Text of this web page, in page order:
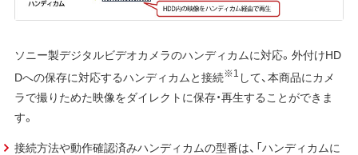
ソニー製デジタルビデオカメラのハンディカムに対応。外付けHD
Dへの保存に対応するハンディカムと接続※1 して、本商品にカメ
ラで撮りためた映像をダイレクトに保存・再生することができま
す。
接続方法や動作確認済みハンディカムの型番は、「ハンディカムに